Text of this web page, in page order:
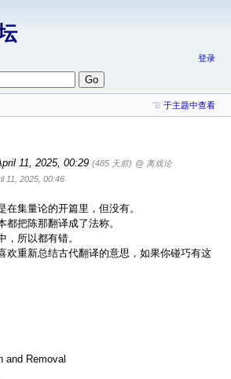
登录
于主题中查看
11, 2025, 00:29 (485 天前) @ 离戏论
11, 2025, 00:46
在集量论的开篇里，但没有。
把陈那翻译成了法称。
，所以都有错。
欢重新总结古代翻译的意思，如果你碰巧有这
and Removal